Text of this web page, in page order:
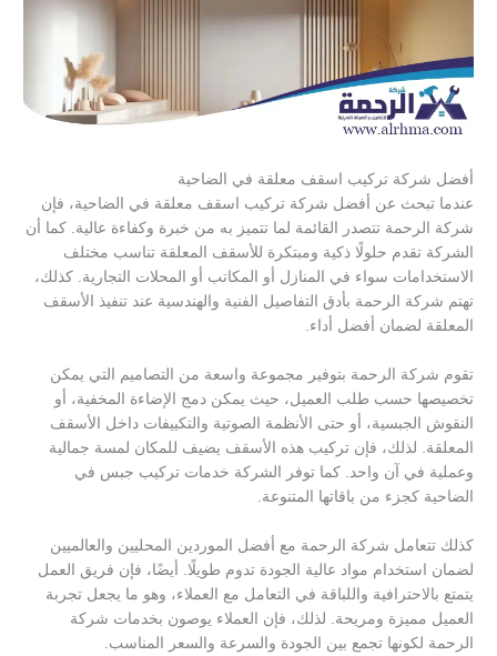
أفضل شركة تركيب اسقف معلقة في الضاحية
عندما تبحث عن أفضل شركة تركيب اسقف معلقة في الضاحية، فإن
شركة الرحمة تتصدر القائمة لما تتميز به من خبرة وكفاءة عالية. كما أن
الشركة تقدم حلولًا ذكية ومبتكرة للأسقف المعلقة تناسب مختلف
الاستخدامات سواء في المنازل أو المكاتب أو المحلات التجارية. كذلك،
تهتم شركة الرحمة بأدق التفاصيل الفنية والهندسية عند تنفيذ الأسقف
المعلقة لضمان أفضل أداء.
تقوم شركة الرحمة بتوفير مجموعة واسعة من التصاميم التي يمكن
تخصيصها حسب طلب العميل، حيث يمكن دمج الإضاءة المخفية، أو
النقوش الجبسية، أو حتى الأنظمة الصوتية والتكييفات داخل الأسقف
المعلقة. لذلك، فإن تركيب هذه الأسقف يضيف للمكان لمسة جمالية
وعملية في آن واحد. كما توفر الشركة خدمات تركيب جبس في
الضاحية كجزء من باقاتها المتنوعة.
كذلك تتعامل شركة الرحمة مع أفضل الموردين المحليين والعالميين
لضمان استخدام مواد عالية الجودة تدوم طويلًا. أيضًا، فإن فريق العمل
يتمتع بالاحترافية واللباقة في التعامل مع العملاء، وهو ما يجعل تجربة
العميل مميزة ومريحة. لذلك، فإن العملاء يوصون بخدمات شركة
الرحمة لكونها تجمع بين الجودة والسرعة والسعر المناسب.